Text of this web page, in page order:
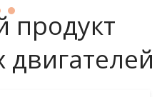
продукт